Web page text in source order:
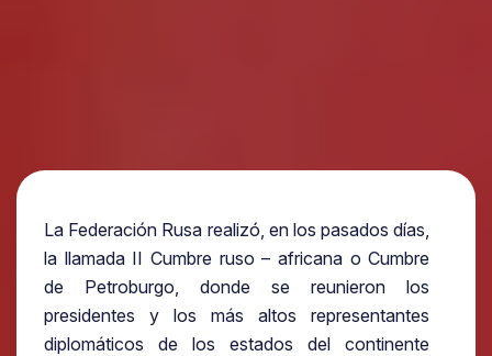
La Federación Rusa realizó, en los pasados días,
la llamada II Cumbre ruso – africana o Cumbre
de Petroburgo, donde se reunieron los
presidentes y los más altos representantes
diplomáticos de los estados del continente